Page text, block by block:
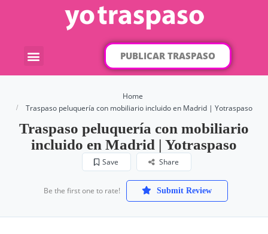
PUBLICAR TRASPASO
Home
Traspaso peluquería con mobiliario incluido en Madrid | Yotraspaso
Traspaso peluquería con mobiliario
incluido en Madrid | Yotraspaso
Save Share
Be the first one to rate! Submit Review